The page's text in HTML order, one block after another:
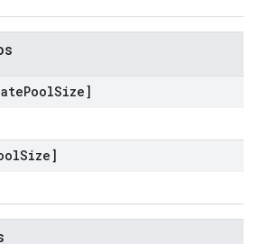
PoolSize]
Size]